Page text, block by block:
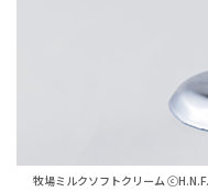
牧場ミルクソフトクリーム ⓒH.N.F.